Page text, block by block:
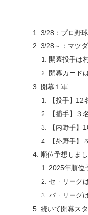
3/28：プロ野
3/28～：マツ
開幕投手は
開幕カード
開幕１軍
【投手】12
【捕手】３名
【内野手】
【外野手】
順位予想しまし
2025年順位
セ・リーグ
パ・リーグ
続いて開幕ス